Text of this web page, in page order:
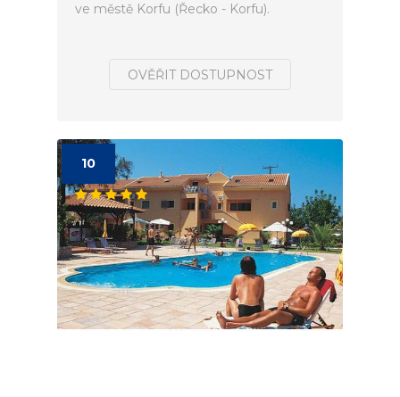
ve městě Korfu (Řecko - Korfu).
OVĚŘIT DOSTUPNOST
10